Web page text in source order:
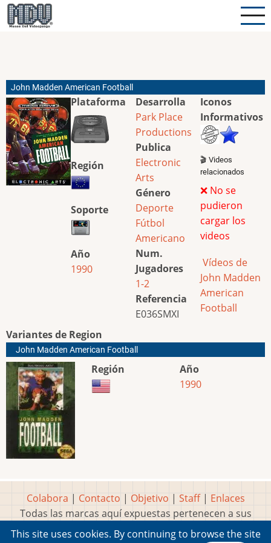
Pasar
al
John Madden American Football
Plataforma
Región
Soporte
Año
1990
Desarrolla
Park Place
Productions
Publica
Electronic
Arts
Género
Deporte
Fútbol
Americano
Num.
Jugadores
1-2
Referencia
E036SMXI
Iconos
Informativos
🎬 Videos
relacionados
❌ No se
pudieron
cargar los
videos
Vídeos de
John Madden
American
Football
Variantes de Region
John Madden American Football
Región
Año
1990
Colabora | Contacto | Objetivo | Staff| Enlaces
Todas las marcas aquí expuestas pertenecen a sus
respectivos y legítimos dueños
This site uses cookies. By continuing to browse the site